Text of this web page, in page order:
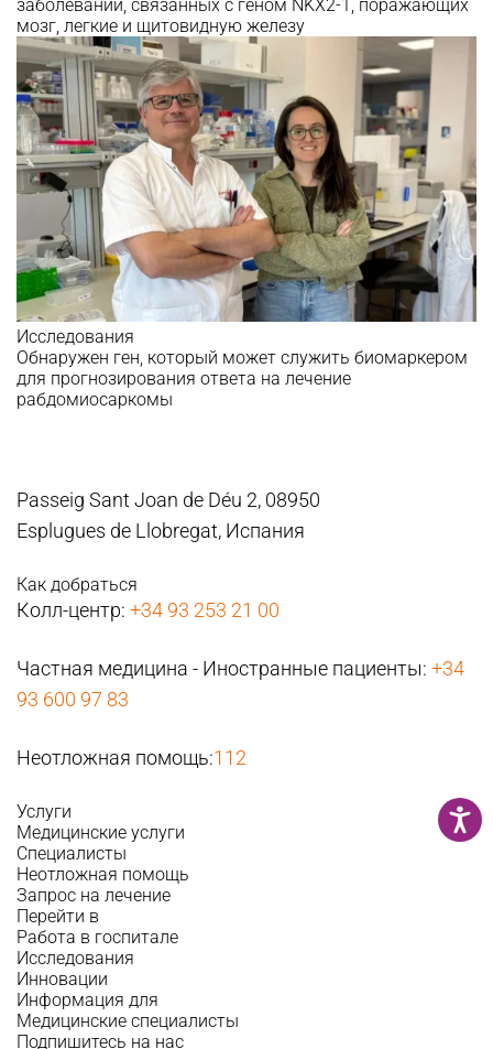
заболеваний, связанных с геном NKX2-1, поражающих
мозг, легкие и щитовидную железу
Исследования
Обнаружен ген, который может служить биомаркером
для прогнозирования ответа на лечение
рабдомиосаркомы
Passeig Sant Joan de Déu 2, 08950
Esplugues de Llobregat, Испания
Как добраться
Колл-центр: +34 93 253 21 00
Частная медицина - Иностранные пациенты: +34
93 600 97 83
Неотложная помощь:112
Услуги
Медицинские услуги
Специалисты
Неотложная помощь
Запрос на лечение
Перейти в
Работа в госпитале
Исследования
Инновации
Информация для
Медицинские специалисты
Подпишитесь на нас